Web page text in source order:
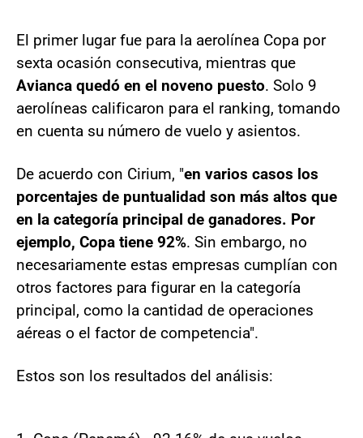
El primer lugar fue para la aerolínea Copa por
sexta ocasión consecutiva, mientras que
Avianca quedó en el noveno puesto. Solo 9
aerolíneas calificaron para el ranking, tomando
en cuenta su número de vuelo y asientos.
De acuerdo con Cirium, "en varios casos los
porcentajes de puntualidad son más altos que
en la categoría principal de ganadores. Por
ejemplo, Copa tiene 92%. Sin embargo, no
necesariamente estas empresas cumplían con
otros factores para figurar en la categoría
principal, como la cantidad de operaciones
aéreas o el factor de competencia".
Estos son los resultados del análisis: